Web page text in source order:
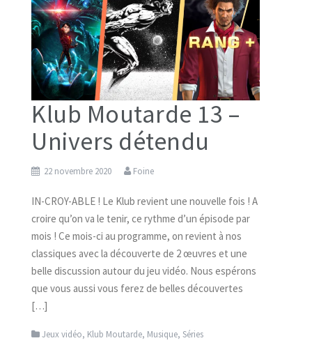
Klub Moutarde 13 –
Univers détendu
22 novembre 2020 Foine
IN-CROY-ABLE ! Le Klub revient une nouvelle fois ! A
croire qu’on va le tenir, ce rythme d’un épisode par
mois ! Ce mois-ci au programme, on revient à nos
classiques avec la découverte de 2 œuvres et une
belle discussion autour du jeu vidéo. Nous espérons
que vous aussi vous ferez de belles découvertes
[…]
Jeux vidéo, Klub Moutarde, Musique, Séries